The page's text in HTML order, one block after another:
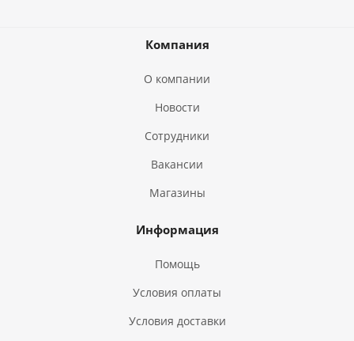
Компания
О компании
Новости
Сотрудники
Вакансии
Магазины
Информация
Помощь
Условия оплаты
Условия доставки